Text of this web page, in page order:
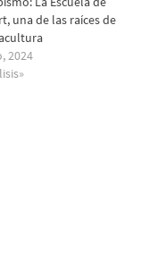
una de las raíces de
2024